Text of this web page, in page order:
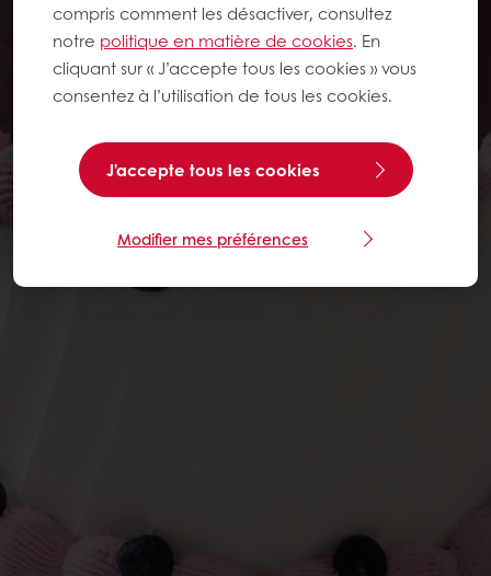
compris comment les désactiver, consultez
notre politique en matière de cookies. En
cliquant sur « J’accepte tous les cookies » vous
consentez à l’utilisation de tous les cookies.
J'accepte tous les cookies
Modifier mes préférences